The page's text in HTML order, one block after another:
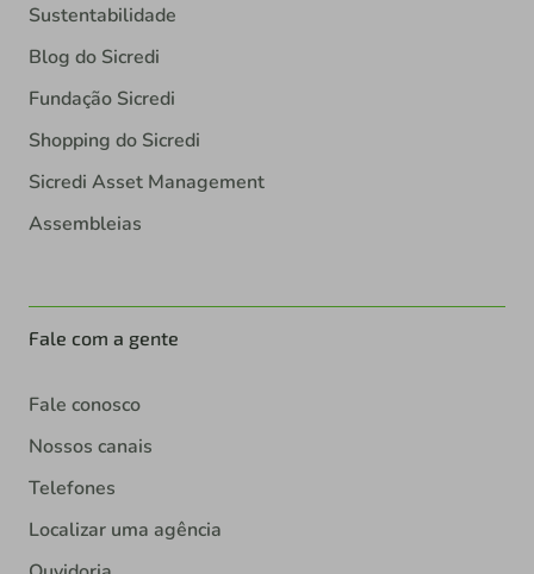
Sustentabilidade
Blog do Sicredi
Fundação Sicredi
Shopping do Sicredi
Sicredi Asset Management
Assembleias
Fale com a gente
Fale conosco
Nossos canais
Telefones
Localizar uma agência